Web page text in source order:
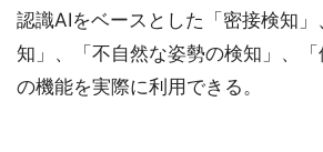
認識AIをベースとした「密接検知
知」、「不自然な姿勢の検知」、
の機能を実際に利用できる。